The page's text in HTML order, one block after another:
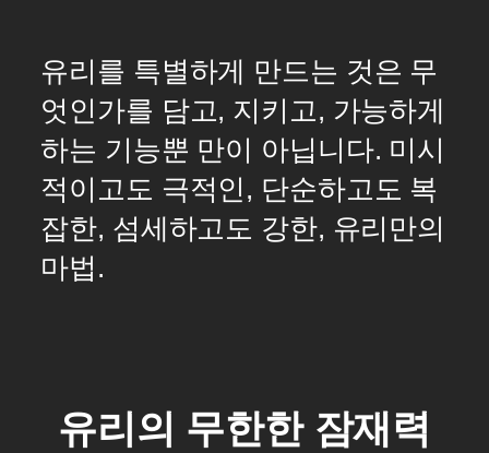
유리를 특별하게 만드는 것은 무
엇인가를 담고, 지키고, 가능하게
하는 기능뿐 만이 아닙니다. 미시
적이고도 극적인, 단순하고도 복
잡한, 섬세하고도 강한, 유리만의
마법.
유리의 무한한 잠재력